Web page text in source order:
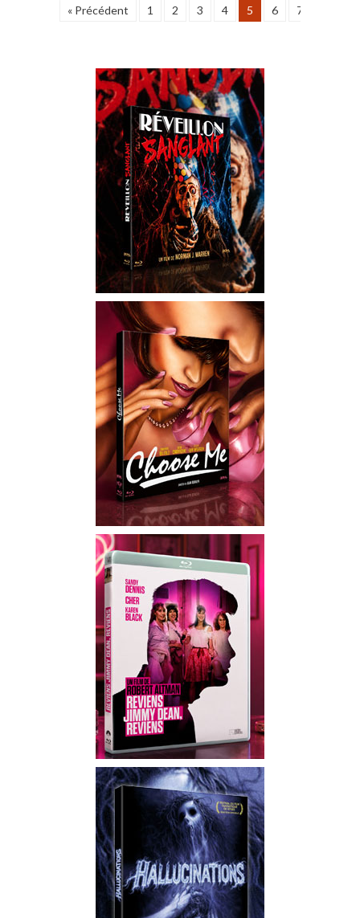
« Précédent 1 2 3 4 5 6 7